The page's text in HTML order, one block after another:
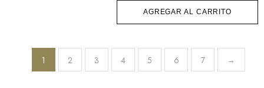
AGREGAR AL CARRITO
1 2 3 4 5 6 7 →